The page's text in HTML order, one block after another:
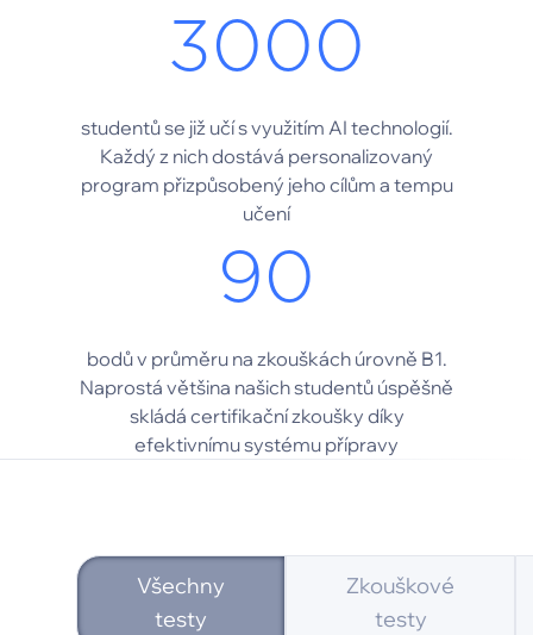
3000
studentů se již učí s využitím AI technologií.
Každý z nich dostává personalizovaný
program přizpůsobený jeho cílům a tempu
učení
90
bodů v průměru na zkouškách úrovně B1.
Naprostá většina našich studentů úspěšně
skládá certifikační zkoušky díky
efektivnímu systému přípravy
Všechny
testy
Zkouškové
testy